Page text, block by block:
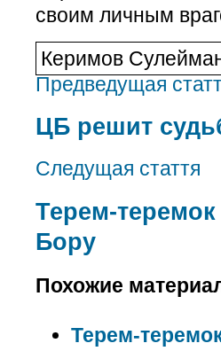
своим личным
Керимов
Предведущая
ЦБ решит
Следущая стаття
Терем-
Бору
Похожие
Терем-